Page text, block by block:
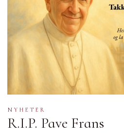
NYHETER
R.I.P. Pave Frans